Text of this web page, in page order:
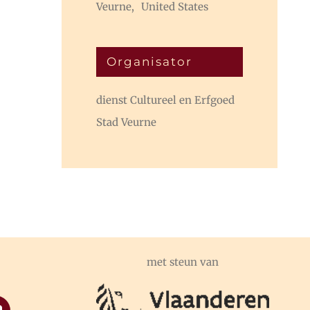
Veurne, United States
Organisator
dienst Cultureel en Erfgoed
Stad Veurne
met steun van